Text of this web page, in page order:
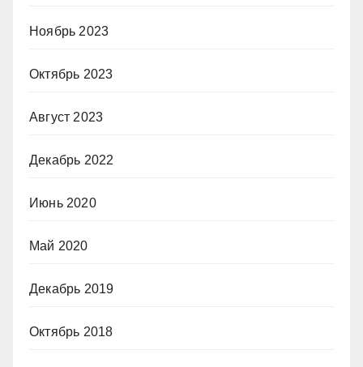
Ноябрь 2023
Октябрь 2023
Август 2023
Декабрь 2022
Июнь 2020
Май 2020
Декабрь 2019
Октябрь 2018